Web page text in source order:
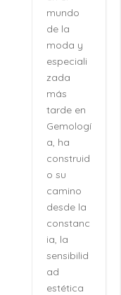
mundo
de la
moda y
especiali
zada
más
tarde en
Gemologí
a, ha
construid
o su
camino
desde la
constanc
ia, la
sensibilid
ad
estética